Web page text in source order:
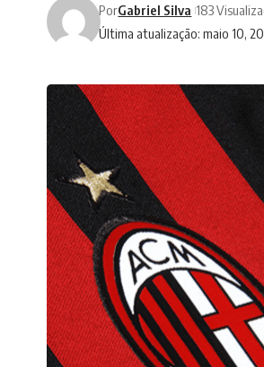
Última atualização: maio 10,
PorGabriel Silva 183